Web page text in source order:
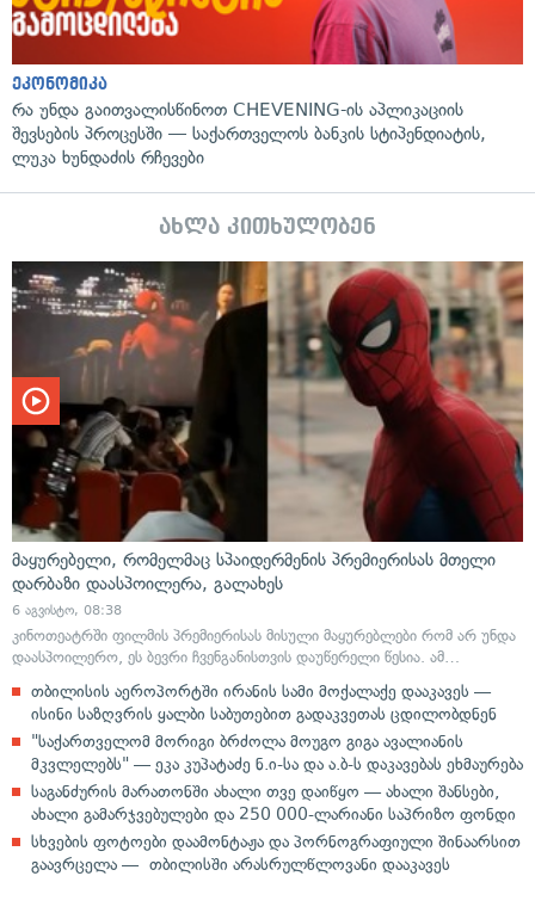
ეკონომიკა
რა უნდა გაითვალისწინოთ CHEVENING-ის აპლიკაციის
შევსების პროცესში — საქართველოს ბანკის სტიპენდიატის,
ლუკა ხუნდაძის რჩევები
ახლა კითხულობენ
მაყურებელი, რომელმაც სპაიდერმენის პრემიერისას მთელი
დარბაზი დაასპოილერა, გალახეს
6 აგვისტო, 08:38
კინოთეატრში ფილმის პრემიერისას მისული მაყურებლები რომ არ უნდა
დაასპოილერო, ეს ბევრი ჩვენგანისთვის დაუწერელი წესია. ამ…
თბილისის აეროპორტში ირანის სამი მოქალაქე დააკავეს —
ისინი საზღვრის ყალბი საბუთებით გადაკვეთას ცდილობდნენ
"საქართველომ მორიგი ბრძოლა მოუგო გიგა ავალიანის
მკვლელებს" — ეკა კუპატაძე ნ.ი-სა და ა.ბ-ს დაკავებას ეხმაურება
საგანძურის მარათონში ახალი თვე დაიწყო — ახალი შანსები,
ახალი გამარჯვებულები და 250 000-ლარიანი საპრიზო ფონდი
სხვების ფოტოები დაამონტაჟა და პორნოგრაფიული შინაარსით
გაავრცელა — თბილისში არასრულწლოვანი დააკავეს